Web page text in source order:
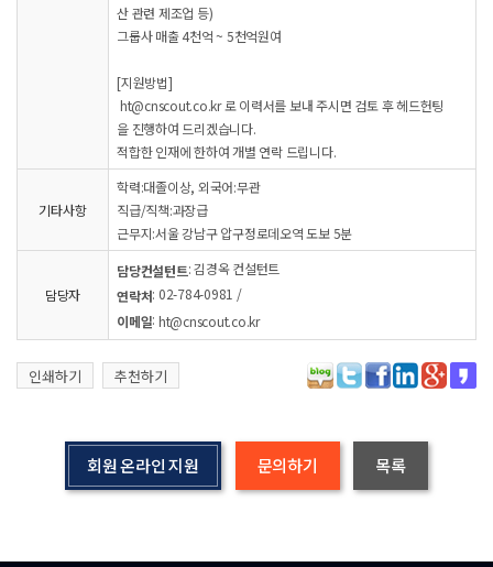
산 관련 제조업 등)
그룹사 매출 4천억 ~ 5천억원여
[지원방법]
ht@cnscout.co.kr 로 이력서를 보내 주시면 검토 후 헤드헌팅
을 진행하여 드리겠습니다.
적합한 인재에 한하여 개별 연락 드립니다.
기타사항
학력:대졸이상, 외국어:무관
직급/직책:과장급
근무지:서울 강남구 압구정로데오역 도보 5분
담당자
담당컨설턴트: 김경옥 컨설턴트
연락처: 02-784-0981 /
이메일: ht@cnscout.co.kr
인쇄하기 추천하기
회원 온라인 지원 문의하기 목록